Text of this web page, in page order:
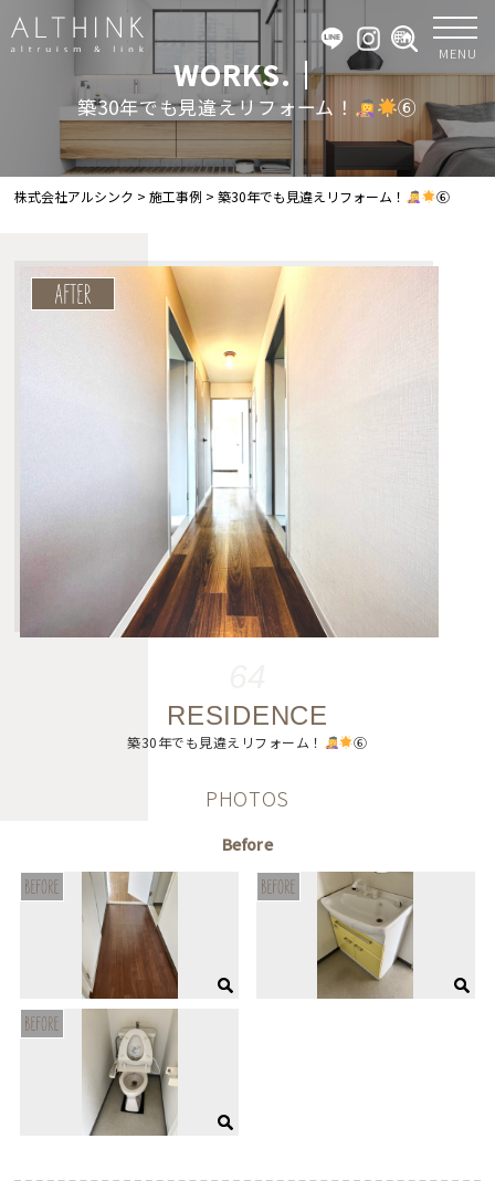
MENU
WORKS.｜
築30年でも見違えリフォーム！ ⑥
株式会社アルシンク >施工事例 >築30年でも見違えリフォーム！ ⑥
RESIDENCE
築30年でも見違えリフォーム！ ⑥
PHOTOS
Before